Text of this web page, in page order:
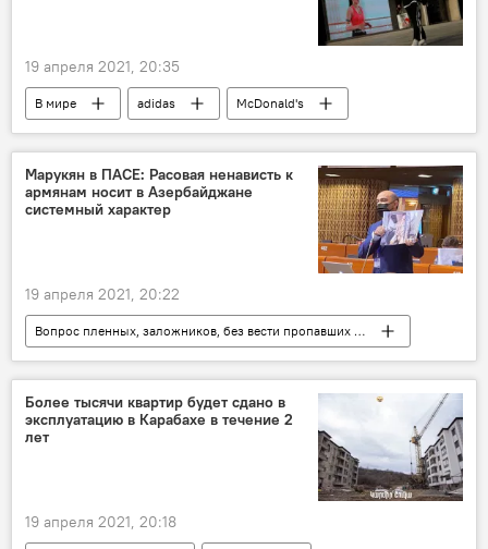
19 апреля 2021, 20:35
В мире adidas
McDonald's
Спорт
баскетбол
Марукян в ПАСЕ: Расовая ненависть к
армянам носит в Азербайджане
системный характер
19 апреля 2021, 20:22
Вопрос пленных, заложников, без вести пропавших и погибших в Карабахе
Общество
Армения
Политика
Нагорный Карабах
Азербайджан
Новости Армения
ПАСЕ
Более тысячи квартир будет сдано в
эксплуатацию в Карабахе в течение 2
лет
19 апреля 2021, 20:18